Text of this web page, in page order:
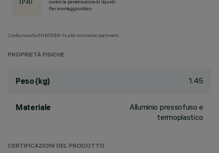
contro la penetrazione di liquidi.
Per montaggio ottico
Conforme alla EN60598-1 e alle normative pertinenti.
PROPRIETÀ FISICHE
Peso (kg) 1.45
Materiale
Alluminio pressofuso e
termoplastico
CERTIFICAZIONI DEL PRODOTTO